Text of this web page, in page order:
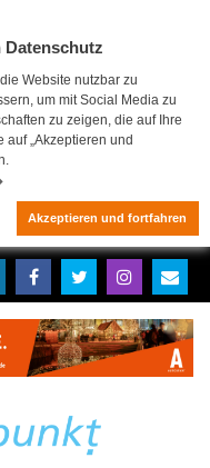
Website nutzbar zu
um mit Social Media zu
zu zeigen, die auf Ihre
auf „Akzeptieren und
Akzeptieren und fortfahren